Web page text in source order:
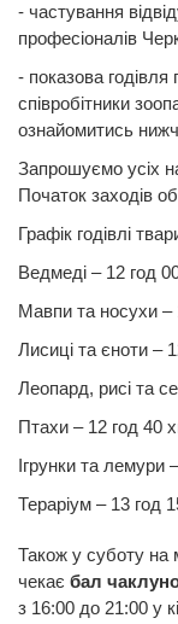
- частування
професіоналів
- показова
співробітники
ознайомитись
Запрошуємо усіх
Початок заходів
Графік годівлі
Ведмеді – 12 год
Мавпи та носухи –
Лисиці та єноти –
Леопард, рисі та
Птахи – 12 год 40
Ігрунки та лемури
Тераріум – 13 год
Також у суботу на
чекає бал
з 16:00 до 21:00 у